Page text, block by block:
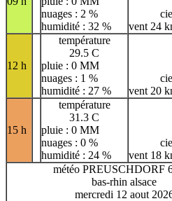
nuages : 2 %
humidité : 32 %
vent 24
12 h
température
29.5 C
pluie : 0 MM
nuages : 1 %
humidité : 27 %
vent 20
15 h
température
31.3 C
pluie : 0 MM
nuages : 0 %
humidité : 24 %
vent 18
météo PREUSCHDORF
bas-rhin alsace
mercredi 12 aout